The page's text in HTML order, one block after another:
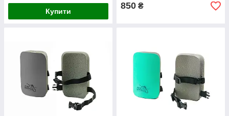
Купити
850 ₴